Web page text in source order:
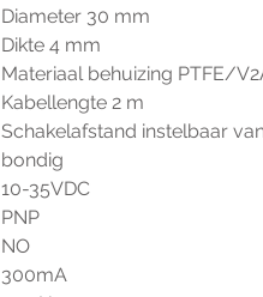
Diameter 30 mm
Dikte 4 mm
Materiaal behuizing PTFE/
Kabellengte 2 m
Schakelafstand instelbaar
bondig
10-35VDC
PNP
NO
300mA